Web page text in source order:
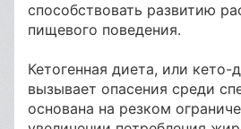
способствовать развитию
пищевого поведения.
Кетогенная диета, или кето-
вызывает опасения среди
основана на резком